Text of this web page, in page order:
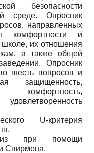
безопасности
среде. Опросник
направленных
комфортности и
школе, их отношения
а также общей
Опросник
шесть вопросов и
защищенность,
U-критерия
при помощи
Спирмена.